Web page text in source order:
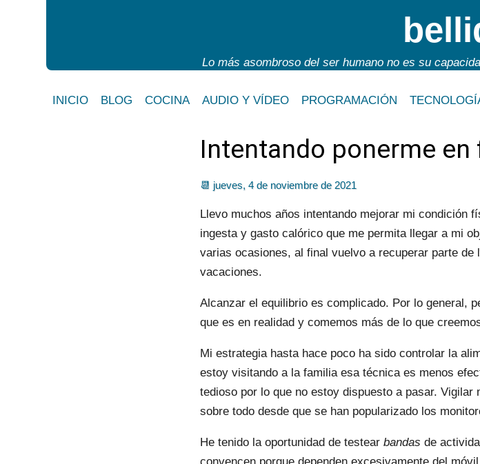
Lo más asombroso del ser humano no es su
INICIO BLOG COCINA AUDIO Y VÍDEO PROGRAMACIÓN
Intentando ponerme en
📆 jueves, 4 de noviembre de 2021
Llevo muchos años intentando mejorar mi condición
ingesta y gasto calórico que me permita llegar a mi
varias ocasiones, al final vuelvo a recuperar parte de
vacaciones.
Alcanzar el equilibrio es complicado. Por lo general,
que es en realidad y comemos más de lo que
Mi estrategia hasta hace poco ha sido controlar la
estoy visitando a la familia esa técnica es menos
tedioso por lo que no estoy dispuesto a pasar.
sobre todo desde que se han popularizado los
He tenido la oportunidad de testear bandas de
convencen porque dependen excesivamente del